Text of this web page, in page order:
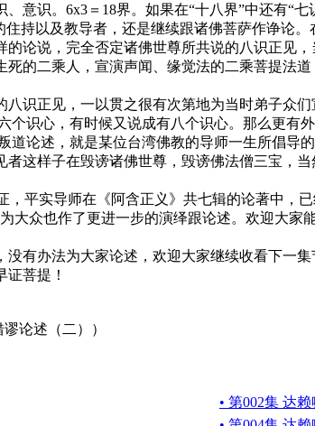
识。6x3＝18界。如果在“十八界”中还有“七
以及教导者，还是继续跟诸佛菩萨作诤论
论说，完全否定诸佛世尊所共说的八识正见
的二乘人，宣演声闻、缘觉法的二乘菩提法
正见，一以贯之很有次第地为当时弟子众
识心，有时候又说成有八个识心。那么更
道论述，就是某位台湾佛教的导师一生所倡
这样子在毁谤诸佛世尊，毁谤佛法僧三宝，
实导师在《阿含正义》共七辑的论著中，
众也作了更进一步的演绎跟论述。欢迎大家
办法为大家论述，欢迎大家继续收看下一集
菩提！
论述（二））
• 第002集 达